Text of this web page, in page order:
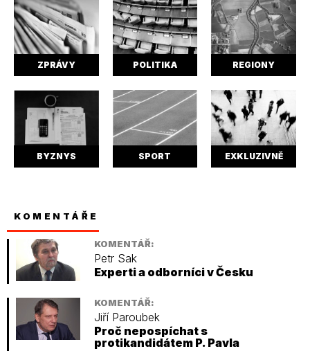
ZPRÁVY POLITIKA REGIONY
BYZNYS SPORT EXKLUZIVNĚ
KOMENTÁŘE
KOMENTÁŘ:
Petr Sak
Experti a odborníci v Česku
KOMENTÁŘ:
Jiří Paroubek
Proč nepospíchat s
protikandidátem P. Pavla